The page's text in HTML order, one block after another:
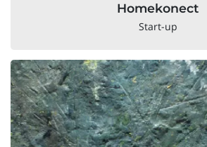
Homekonect
Start-up